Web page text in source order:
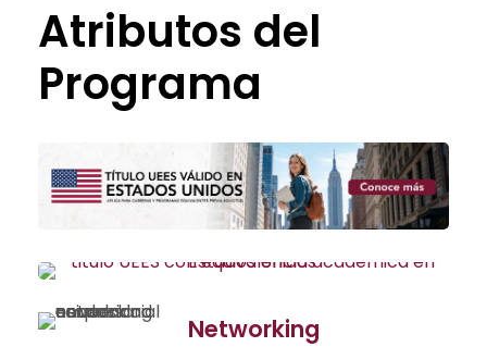
Atributos del
Programa
Networking